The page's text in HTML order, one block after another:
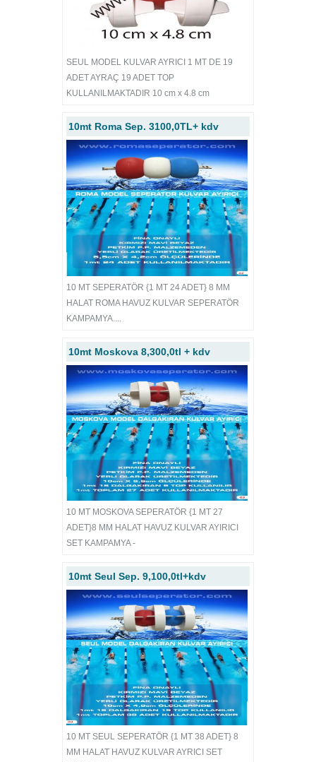
SEUL MODEL KULVAR AYRICI 1 MT DE 19
ADET AYRAÇ 19 ADET TOP
KULLANILMAKTADIR 10 cm x 4.8 cm
10mt Roma Sep. 3100,0TL+ kdv
10 MT SEPERATÖR {1 MT 24 ADET} 8 MM
HALAT ROMA HAVUZ KULVAR SEPERATÖR
KAMPAMYA....
10mt Moskova 8,300,0tl + kdv
10 MT MOSKOVA SEPERATÖR {1 MT 27
ADET}8 MM HALAT HAVUZ KULVAR AYIRICI
SET KAMPAMYA -
10mt Seul Sep. 9,100,0tl+kdv
10 MT SEUL SEPERATÖR {1 MT 38 ADET} 8
MM HALAT HAVUZ KULVAR AYRICI SET